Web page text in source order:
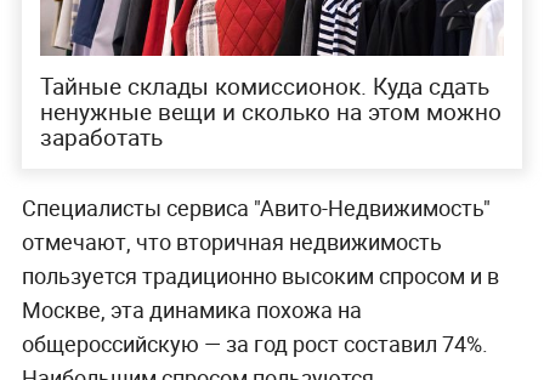
Тайные склады комиссионок. Куда сдать
ненужные вещи и сколько на этом можно
заработать
Специалисты сервиса "Авито-Недвижимость"
отмечают, что вторичная недвижимость
пользуется традиционно высоким спросом и в
Москве, эта динамика похожа на
общероссийскую — за год рост составил 74%.